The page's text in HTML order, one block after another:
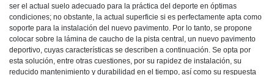
ser el actual suelo adecuado para la práctica del deporte en óptimas
condiciones; no obstante, la actual superficie si es perfectamente apta como
soporte para la instalación del nuevo pavimento. Por lo tanto, se propone
colocar sobre la lámina de caucho de la pista central, un nuevo pavimento
deportivo, cuyas características se describen a continuación. Se opta por
esta solución, entre otras cuestiones, por su rapidez de instalación, su
reducido mantenimiento y durabilidad en el tiempo, así como su respuesta